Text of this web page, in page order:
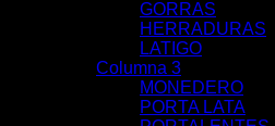
GORRAS
HERRADURAS
LATIGO
Columna 3
MONEDERO
PORTA LATA